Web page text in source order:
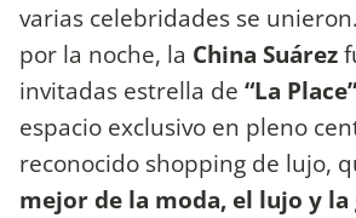
varias celebridades se
por la noche, la China Suárez
invitadas estrella de “La Place”
espacio exclusivo en pleno
reconocido shopping de lujo,
mejor de la moda, el lujo y